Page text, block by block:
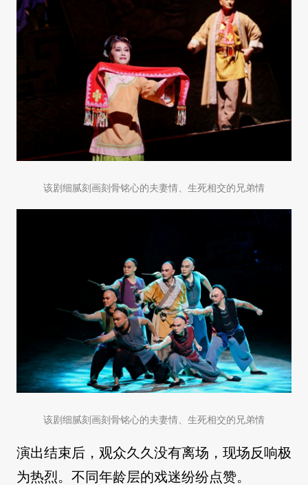
该剧细腻刻画刻骨铭心的夫妻情、生死相交的兄弟情
该剧细腻刻画刻骨铭心的夫妻情、生死相交的兄弟情
演出结束后，观众久久没有离场，现场反响极
为热烈。不同年龄层的戏迷纷纷点赞。